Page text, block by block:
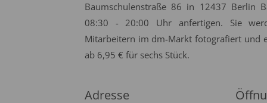
Baumschulenstraße 86 in 12437 Berlin
08:30 - 20:00 Uhr anfertigen. Sie
Mitarbeitern im dm-Markt fotografiert und
ab 6,95 € für sechs Stück.
Adresse